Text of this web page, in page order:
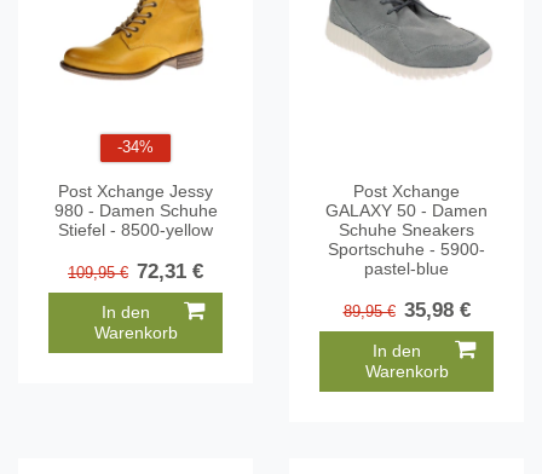
-34%
Post Xchange Jessy
980 - Damen Schuhe
Stiefel - 8500-yellow
109,95 € 72,31 €
In den
Warenkorb
Post Xchange
GALAXY 50 - Damen
Schuhe Sneakers
Sportschuhe - 5900-
pastel-blue
89,95 € 35,98 €
In den
Warenkorb